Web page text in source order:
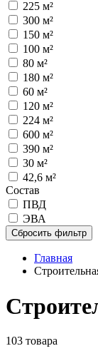
225 м²
300 м²
150 м²
100 м²
80 м²
180 м²
60 м²
120 м²
224 м²
600 м²
390 м²
30 м²
42,6 м²
Состав
ПВД
ЭВА
Сбросить фильтр
Главная
103 товара